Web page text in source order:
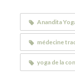
Anandita
médecine
yoga de la